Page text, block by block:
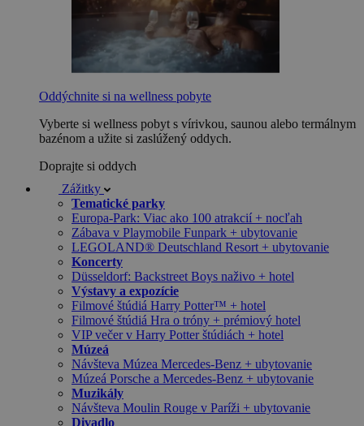
Oddýchnite si na wellness pobyte
Vyberte si wellness pobyt s vírivkou, saunou alebo termálnym
bazénom a užite si zaslúžený oddych.
Doprajte si oddych
Zážitky
Tematické parky
Europa-Park: Viac ako 100 atrakcií + nocľah
Zábava v Playmobile Funpark + ubytovanie
LEGOLAND® Deutschland Resort + ubytovanie
Koncerty
Düsseldorf: Backstreet Boys naživo + hotel
Výstavy a expozície
Filmové štúdiá Harry Potter™ + hotel
Filmové štúdiá Hra o tróny + prémiový hotel
VIP večer v Harry Potter štúdiách + hotel
Múzeá
Návšteva Múzea Mercedes-Benz + ubytovanie
Múzeá Porsche a Mercedes-Benz + ubytovanie
Muzikály
Návšteva Moulin Rouge v Paríži + ubytovanie
Divadlo